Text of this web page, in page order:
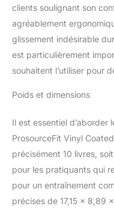
clients soulignant son
agréablement
glissement indésirable
est particulièrement
souhaitent l’utiliser pour
Poids et dimensions
Il est essentiel
ProsourceFit Vinyl
précisément 10 livres,
pour les pratiquants qui
pour un entraînement
précises de 17,15 x 8,89